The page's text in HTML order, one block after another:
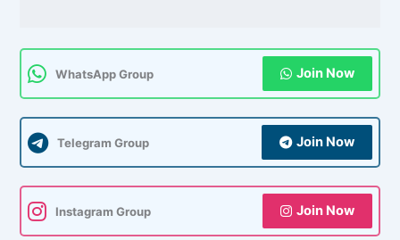
WhatsApp Group Join Now
Telegram Group Join Now
Instagram Group Join Now